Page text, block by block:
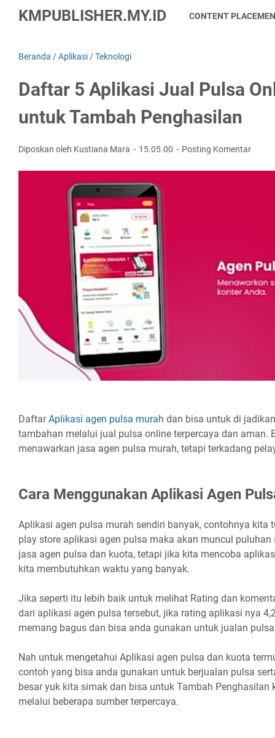
KMPUBLISHER.MY.ID CONTENT
Beranda /Aplikasi /Teknologi
Daftar 5 Aplikasi Jual Pulsa
untuk Tambah Penghasilan
Diposkan oleh Kustiana Mara 15.05.00 Posting Komentar
DaftarAplikasi agen pulsa murah dan bisa untuk di
tambahan melalui jual pulsa online terpercaya dan aman.
menawarkan jasa agen pulsa murah, tetapi terkadang
Cara Menggunakan Aplikasi Agen
Aplikasi agen pulsa murah sendiri banyak, contohnya kita
play store aplikasi agen pulsa maka akan muncul
jasa agen pulsa dan kuota, tetapi jika kita mencoba
kita membutuhkan waktu yang banyak.
Jika seperti itu lebih baik untuk melihat Rating dan
dari aplikasi agen pulsa tersebut, jika rating aplikasi nya
memang bagus dan bisa anda gunakan untuk jualan
Nah untuk mengetahui Aplikasi agen pulsa dan kuota
contoh yang bisa anda gunakan untuk berjualan pulsa
besar yuk kita simak dan bisa untuk Tambah Penghasilan
melalui beberapa sumber terpercaya.